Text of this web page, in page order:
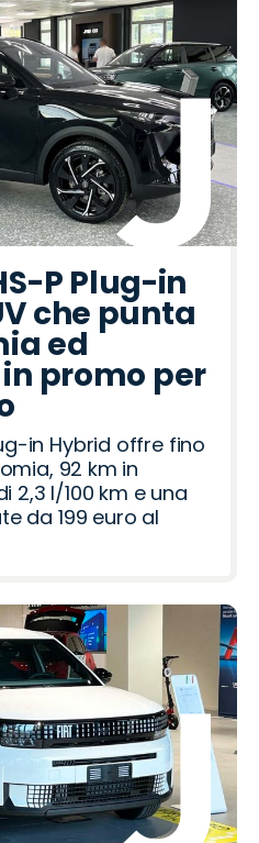
P Plug-in
che punta
ed
promo per
in Hybrid offre fino
92 km in
2,3 l/100 km e una
da 199 euro al